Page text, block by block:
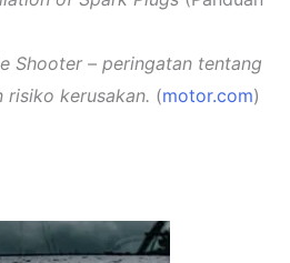
Shooter – peringatan tentang
risiko kerusakan. (motor.com)